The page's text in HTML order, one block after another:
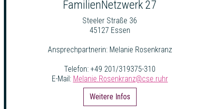
FamilienNetzwerk 27
Steeler Straße 36
45127 Essen
Ansprechpartnerin: Melanie Rosenkranz
Telefon: +49 201/319375-310
E-Mail: Melanie.Rosenkranz@cse.ruhr
Weitere Infos